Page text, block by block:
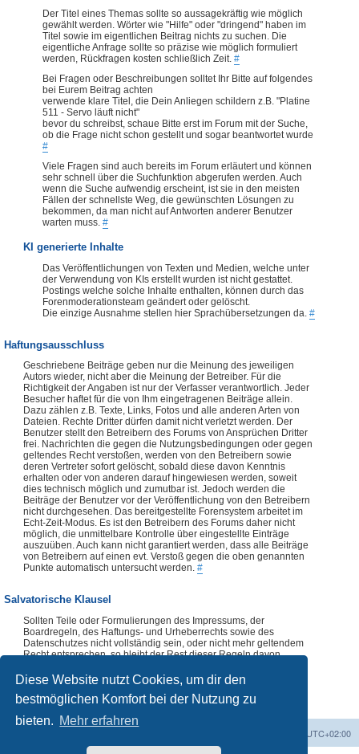
Diese Website nutzt Cookies, um dir den
bestmöglichen Komfort bei der Nutzung zu
bieten. Mehr erfahren
Der Titel eines Themas sollte so aussagekräftig wie möglich
gewählt werden. Wörter wie "Hilfe" oder "dringend" haben im
Titel sowie im eigentlichen Beitrag nichts zu suchen. Die
eigentliche Anfrage sollte so präzise wie möglich formuliert
werden, Rückfragen kosten schließlich Zeit. #
Bei Fragen oder Beschreibungen solltet Ihr Bitte auf folgendes
bei Eurem Beitrag achten
verwende klare Titel, die Dein Anliegen schildern z.B. "Platine
511 - Servo läuft nicht"
bevor du schreibst, schaue Bitte erst im Forum mit der Suche,
ob die Frage nicht schon gestellt und sogar beantwortet wurde
#
Viele Fragen sind auch bereits im Forum erläutert und können
sehr schnell über die Suchfunktion abgerufen werden. Auch
wenn die Suche aufwendig erscheint, ist sie in den meisten
Fällen der schnellste Weg, die gewünschten Lösungen zu
bekommen, da man nicht auf Antworten anderer Benutzer
warten muss. #
KI generierte Inhalte
Das Veröffentlichungen von Texten und Medien, welche unter
der Verwendung von KIs erstellt wurden ist nicht gestattet.
Postings welche solche Inhalte enthalten, können durch das
Forenmoderationsteam geändert oder gelöscht.
Die einzige Ausnahme stellen hier Sprachübersetzungen da. #
Haftungsausschluss
Geschriebene Beiträge geben nur die Meinung des jeweiligen
Autors wieder, nicht aber die Meinung der Betreiber. Für die
Richtigkeit der Angaben ist nur der Verfasser verantwortlich. Jeder
Besucher haftet für die von Ihm eingetragenen Beiträge allein.
Dazu zählen z.B. Texte, Links, Fotos und alle anderen Arten von
Dateien. Rechte Dritter dürfen damit nicht verletzt werden. Der
Benutzer stellt den Betreibern des Forums von Ansprüchen Dritter
frei. Nachrichten die gegen die Nutzungsbedingungen oder gegen
geltendes Recht verstoßen, werden von den Betreibern sowie
deren Vertreter sofort gelöscht, sobald diese davon Kenntnis
erhalten oder von anderen darauf hingewiesen werden, soweit
dies technisch möglich und zumutbar ist. Jedoch werden die
Beiträge der Benutzer vor der Veröffentlichung von den Betreibern
nicht durchgesehen. Das bereitgestellte Forensystem arbeitet im
Echt-Zeit-Modus. Es ist den Betreibern des Forums daher nicht
möglich, die unmittelbare Kontrolle über eingestellte Einträge
auszuüben. Auch kann nicht garantiert werden, dass alle Beiträge
von Betreibern auf einen evt. Verstoß gegen die oben genannten
Punkte automatisch untersucht werden. #
Salvatorische Klausel
Sollten Teile oder Formulierungen des Impressums, der
Boardregeln, des Haftungs- und Urheberrechts sowie des
Datenschutzes nicht vollständig sein, oder nicht mehr geltendem
Recht entsprechen, so bleibt der Rest dieser Regeln davon
auszugsweise, ist ohne vorherige Abklärung mit dem Forenteam
nicht zulässig.#
UTC+02:00